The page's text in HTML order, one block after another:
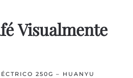
Visualmente
250G – HUANYU